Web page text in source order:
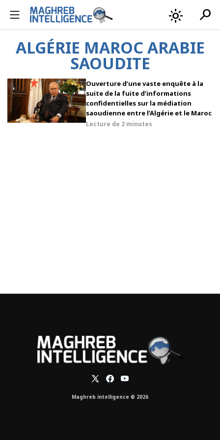
light_mode search
ALGÉRIE MAROC ARABIE
SAOUDITE
Ouverture d’une vaste enquête à la
suite de la fuite d’informations
confidentielles sur la médiation
saoudienne entre l’Algérie et le Maroc
Lecture de 2 minutes
Maghreb intelligence © 2026